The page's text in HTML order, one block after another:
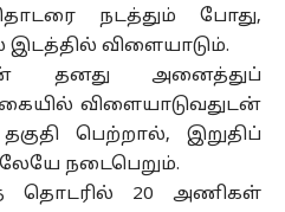
நடத்தும் போது,
இடத்தில் விளையாடும்.
தனது அனைத்துப்
விளையாடுவதுடன்
பெற்றால், இறுதிப்
நடைபெறும்.
தொடரில் 20 அணிகள்